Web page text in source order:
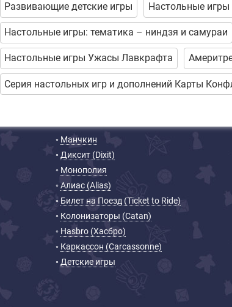
Развивающие детские игры Настольные
Настольные игры: тематика – ниндзя и самураи
Настольные игры Ужасы Лавкрафта
Серия настольных игр и дополнений Карты
◦ Манчкин
◦ Диксит (Dixit)
◦ Монополия
◦Алиас (Alias)
◦ Билет на Поезд (Ticket to Ride)
◦ Колонизаторы (Catan)
◦ Hasbro (Хасбро)
◦ Каркассон (Carcassonne)
◦ Детские игры